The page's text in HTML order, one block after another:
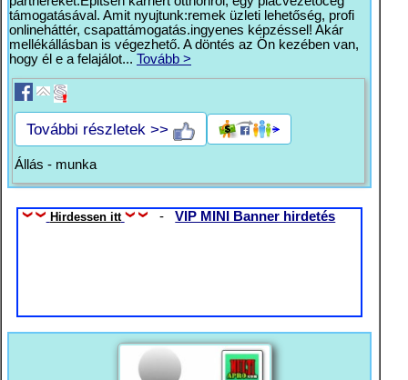
támogatásával. Amit nyujtunk:remek üzleti lehetőség, profi
onlineháttér, csapattámogatás.ingyenes képzéssel! Akár
mellékállásban is végezhető. A döntés az Ön kezében van,
hogy él e a felajálot... Tovább >
További részletek >>
Állás - munka
Hirdessen itt -VIP MINI Banner hirdetés